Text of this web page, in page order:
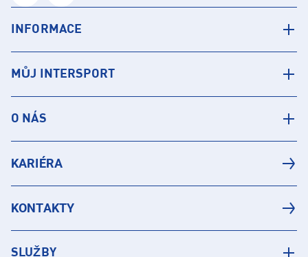
INFORMACE
MŮJ INTERSPORT
O NÁS
KARIÉRA
KONTAKTY
SLUŽBY